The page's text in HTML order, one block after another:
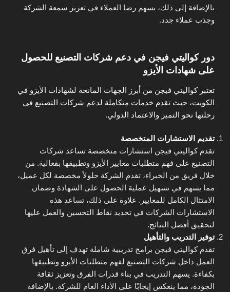
بالإضافة إلى ذلك، يسهم رضا العملاء في تعزيز سمعة الشركة
وجذب عملاء جدد.
دور كواليتي فيجن في دعم شركات التصنيع للحصول
على شهادات الأيزو
تعتبر كواليتي فيجن من أبرز الجهات المانحة لشهادات الأيزو في
الكويت، حيث تقدم خدمات متكاملة لدعم شركات التصنيع في
رحلتها نحو التميز والاعتماد الدولي.
تقديم الاستشارات المتخصصة
تقدم كواليتي فيجن استشارات متخصصة تساعد شركات
التصنيع على فهم متطلبات معايير الأيزو وتطبيقها بفعالية. من
خلال فريق من الخبراء، تقدم الشركة حلولاً مخصصة لكل عميل،
مما يسهم في تسهيل عملية الحصول على الشهادة وضمان
الامتثال الكامل للمعايير. علاوة على ذلك، تساعد هذه
الاستشارات الشركات في تحديد نقاط التحسين والعمل عليها
لتحقيق أفضل النتائج.
توفير التدريب والتأهيل
تقدم كواليتي فيجن برامج تدريبية شاملة تهدف إلى تأهيل فرق
العمل داخل شركات التصنيع لفهم متطلبات الأيزو وتطبيقها
بكفاءة. يسهم التدريب في بناء قدرات الفرق وتعزيز ثقافة
الجودة، مما ينعكس إيجابًا على الأداء العام للشركة. بالإضافة